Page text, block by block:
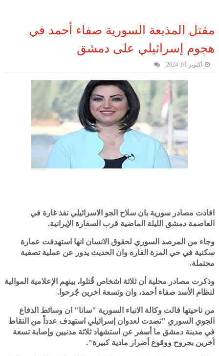
مقتل المذيعة السورية صفاء أحمد في
هجوم إسرائيلي على دمشق
أكتوبر 01, 2024
افادت مصادر سورية بان سلاح الجو الاسرائيلي نفذ غارة في
العاصمة دمشق الليلة الماضية قرب السفارة الإيرانية.
وجاء من المرصد السوري لحقوق الانسان انها استهدفت عمارة
سكنية في حي المزة الفاره وان الحديث يدور عن عملية تصفية
محتملة.
وذكرت مصادر محلية أن ثلاثة اشخاص قُتلوا، بينهم الإعلامية الموالية
لنظام الأسد صفاء أحمد، وان وتسعة اخرين جُرحوا.
من ناحيتها قالت وكالة الانباء السورية "سانا" ان وسائط الدفاع
الجوي السوري "تصدت لعدوان إسرائيلي استهدف عدداً من النقاط
في مدينة دمشق ما أسفر عن استشهاد ثلاثة مدنيين وإصابة تسعة
آخرين بجروح ووقوع أضرار مادية كبيرة".